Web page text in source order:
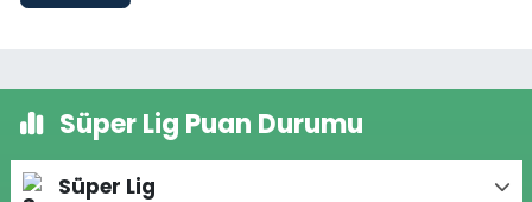
Süper Lig Puan Durumu
Süper Lig